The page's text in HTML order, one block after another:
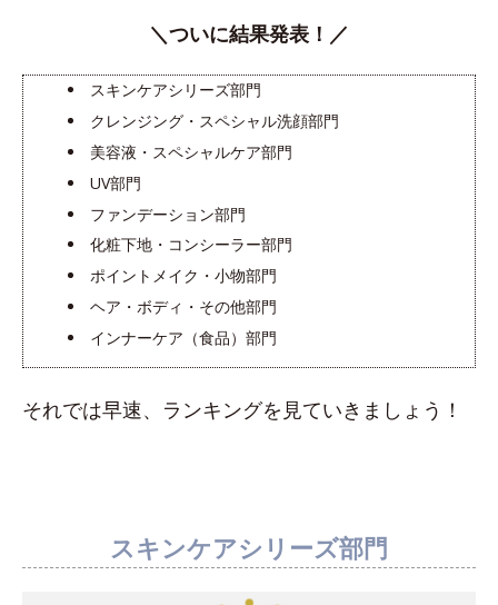
＼ついに結果発表！／
スキンケアシリーズ部門
クレンジング・スペシャル洗顔部門
美容液・スペシャルケア部門
UV部門
ファンデーション部門
化粧下地・コンシーラー部門
ポイントメイク・小物部門
ヘア・ボディ・その他部門
インナーケア（食品）部門
それでは早速、ランキングを見ていきましょう！
スキンケアシリーズ部門